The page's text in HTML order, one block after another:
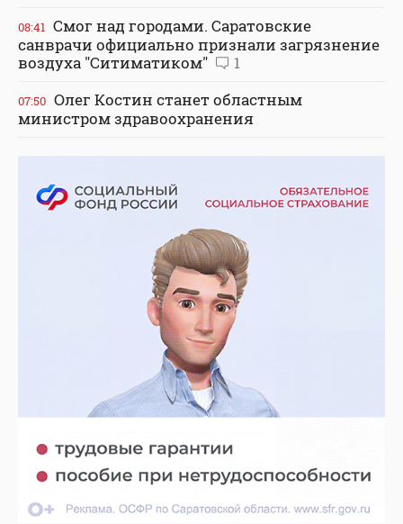
08:41 Смог над городами. Саратовские
санврачи официально признали загрязнение
воздуха "Ситиматиком"
1
07:50 Олег Костин станет областным
министром здравоохранения